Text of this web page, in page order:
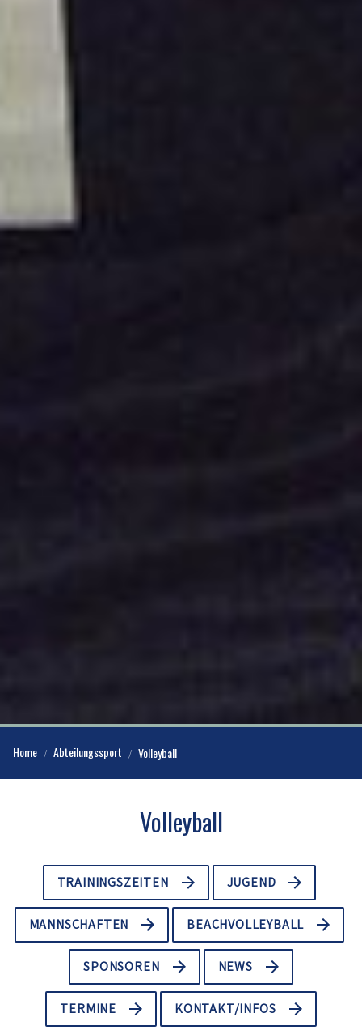
Home Abteilungssport Volleyball
Volleyball
TRAININGSZEITEN JUGEND
MANNSCHAFTEN BEACHVOLLEYBALL
SPONSOREN NEWS
TERMINE KONTAKT/INFOS